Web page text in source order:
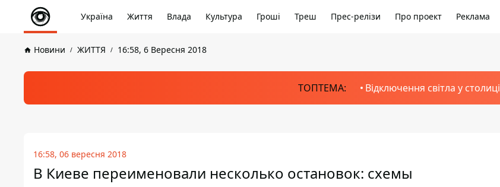
Україна Життя Влада Культура Гроші Треш Прес-релізи Про проект Реклама
Новини ЖИТТЯ 16:58, 6 Вересня 2018
ТОПТЕМА: Відключення світла у столиці
16:58, 06 вересня 2018
В Киеве переименовали несколько остановок: схемы